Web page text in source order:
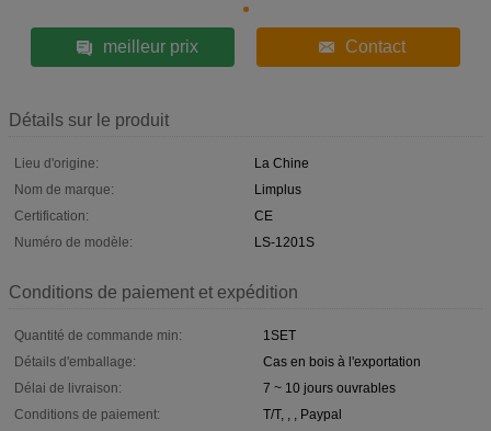
meilleur prix Contact
Détails sur le produit
Lieu d'origine:
La Chine
Nom de marque:
Limplus
Certification:
CE
Numéro de modèle:
LS-1201S
Conditions de paiement et expédition
Quantité de commande min:
1SET
Détails d'emballage:
Cas en bois à l'exportation
Délai de livraison:
7 ~ 10 jours ouvrables
Conditions de paiement:
T/T, , , Paypal